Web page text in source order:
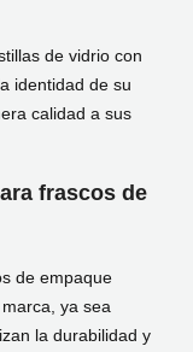
de vidrio con
identidad de su
calidad a sus
frascos de
de empaque
ya sea
la durabilidad y